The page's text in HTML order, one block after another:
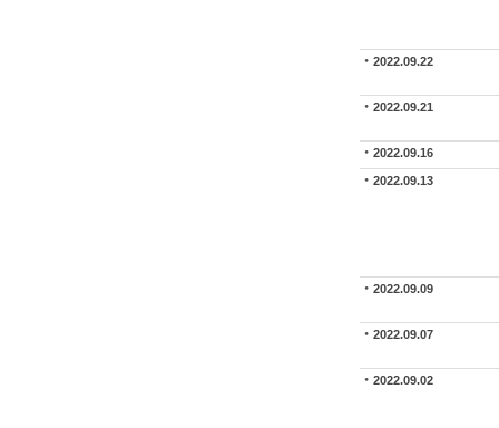
2022.09.22
2022.09.21
2022.09.16
2022.09.13
2022.09.09
2022.09.07
2022.09.02